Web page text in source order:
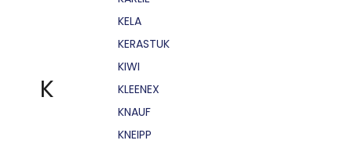
K
KELA
KERASTUK
KIWI
KLEENEX
KNAUF
KNEIPP